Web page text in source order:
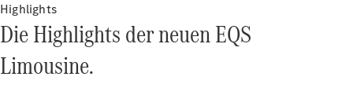
EQS
Limousine
NeuElektrisch
E-Klasse
Highlights
Die Highlights der neuen EQS
Limousine.